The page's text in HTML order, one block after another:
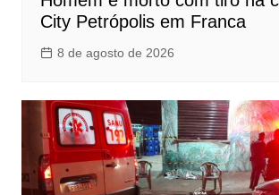
City Petrópolis em Franca
8 de agosto de 2026